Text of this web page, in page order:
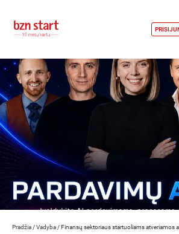
Pradžia /Vadyba /Finansų sektoriaus startuoliams atveriamos